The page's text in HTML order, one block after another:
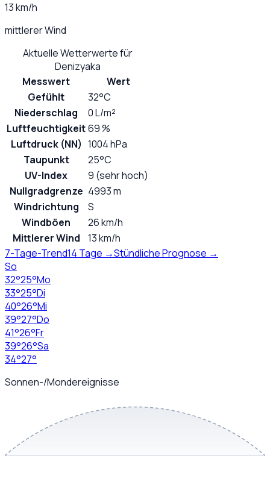
13 km/h
mittlerer Wind
Aktuelle Wetterwerte für
Denizyaka
Messwert
Wert
Gefühlt
32°C
Niederschlag
0 L/m²
Luftfeuchtigkeit69 %
Luftdruck (NN) 1004 hPa
Taupunkt
25°C
UV-Index
9 (sehr hoch)
Nullgradgrenze 4993 m
Windrichtung
S
Windböen
26 km/h
Mittlerer Wind
13 km/h
7-Tage-Trend14 Tage →Stündliche Prognose →
So
32°25°Mo
33°25°Di
40°26°Mi
39°27°Do
41°26°Fr
39°26°Sa
34°27°
Sonnen-/Mondereignisse